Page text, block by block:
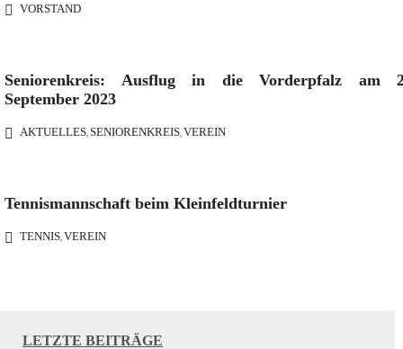
VORSTAND
Seniorenkreis: Ausflug in die Vorderpfalz am
September 2023
AKTUELLES SENIORENKREIS VEREIN
Tennismannschaft beim Kleinfeldturnier
TENNIS VEREIN
LETZTE BEITRÄGE